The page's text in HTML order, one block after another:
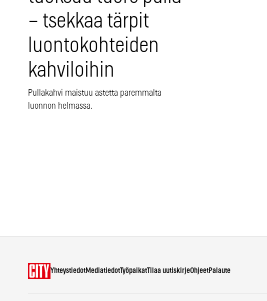
– tsekkaa tärpit
luontokohteiden
kahviloihin
Pullakahvi maistuu astetta paremmalta
luonnon helmassa.
YhteystiedotMediatiedotTyöpaikatTilaa uutiskirjeOhjeetPalaute